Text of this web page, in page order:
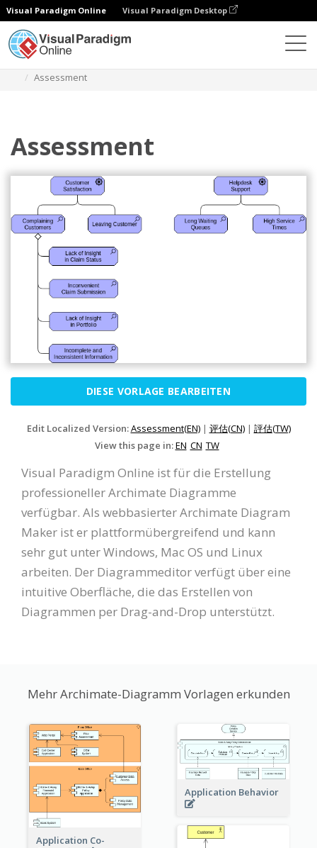
Visual Paradigm Online Visual Paradigm Desktop
Assessment
Assessment
DIESE VORLAGE BEARBEITEN
Edit Localized Version:Assessment(EN)| 评估(CN)| 評估(TW)
View this page in:EN CN TW
Visual Paradigm Online ist für die Erstellung
professioneller Archimate Diagramme
verfügbar. Als webbasierter Archimate Diagram
Maker ist er plattformübergreifend und kann
sehr gut unter Windows, Mac OS und Linux
arbeiten. Der Diagrammeditor verfügt über eine
intuitive Oberfläche, die das Erstellen von
Diagrammen per Drag-and-Drop unterstützt.
Mehr Archimate-Diagramm Vorlagen erkunden
Application Co-
Application Behavior